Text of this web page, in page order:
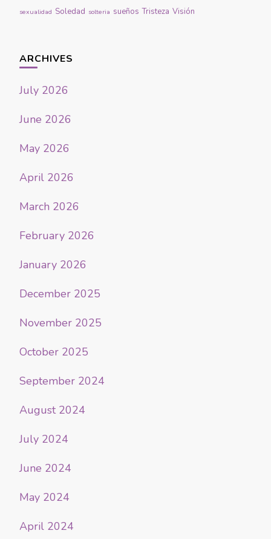
sexualidad Soledad solteria sueños Tristeza Visión
ARCHIVES
July 2026
June 2026
May 2026
April 2026
March 2026
February 2026
January 2026
December 2025
November 2025
October 2025
September 2024
August 2024
July 2024
June 2024
May 2024
April 2024